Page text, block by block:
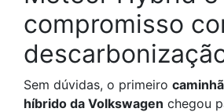
compromisso
Sem dúvidas, o primeiro
híbrido da Volkswagen chegou